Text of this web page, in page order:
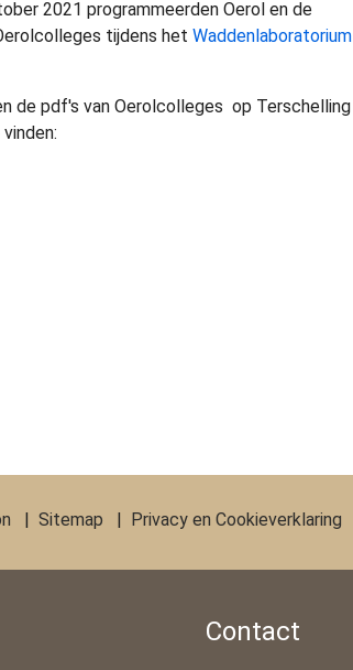
2021 programmeerden Oerol en de
tijdens het Waddenlaboratorium
de pdf's van Oerolcolleges op Terschelling
| Sitemap | Privacy en Cookieverklaring
Contact